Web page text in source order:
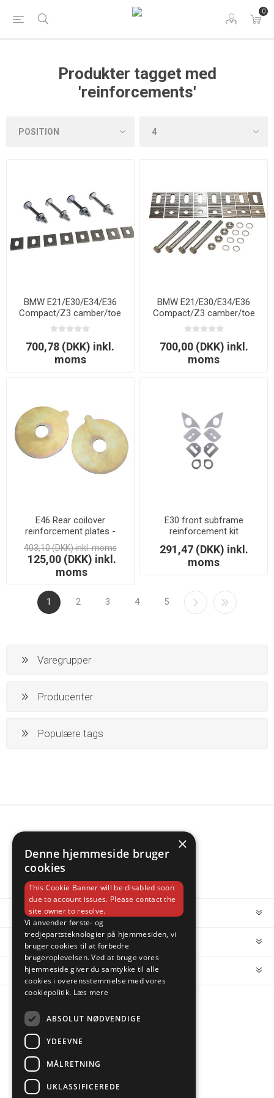
0
Produkter tagget med
'reinforcements'
BMW E21/E30/E34/E36
Compact/Z3 camber/toe
justeringskit til bagbro S235
700,78 (DKK) inkl.
moms
BMW E21/E30/E34/E36
Compact/Z3 camber/toe
justeringskit til bagbro S355
700,00 (DKK) inkl.
moms
E46 Rear coilover
reinforcement plates -
LAGERSALG
403,10 (DKK) inkl. moms
125,00 (DKK) inkl.
moms
E30 front subframe
reinforcement kit
291,47 (DKK) inkl.
moms
1 2 3 4 5
Varegrupper
Producenter
Populære tags
MIN KONTO
KUNDESERVICE
FOLLOW US
×
Denne hjemmeside bruger
cookies
This Cookie Banner will be disabled soon
due to account issues. Please contact the
site owner to resolve.
Vi anvender første- og
tredjepartsteknologier på hjemmesiden, vi
bruger cookies til at forbedre
brugeroplevelsen. Ved at bruge vores
hjemmeside giver du samtykke til alle
cookies i overensstemmelse med vores
cookiepolitik. Læs mere
ABSOLUT NØDVENDIGE
YDEEVNE
MÅLRETNING
UKLASSIFICEREDE